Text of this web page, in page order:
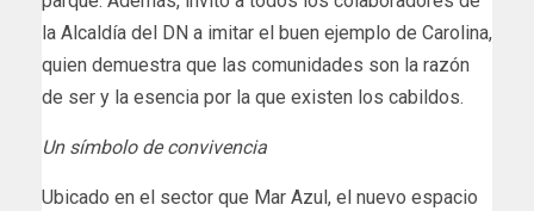
la Alcaldía del DN a imitar el buen ejemplo de Carolina,
quien demuestra que las comunidades son la razón
de ser y la esencia por la que existen los cabildos.
Un símbolo de convivencia
Ubicado en el sector que Mar Azul, el nuevo espacio